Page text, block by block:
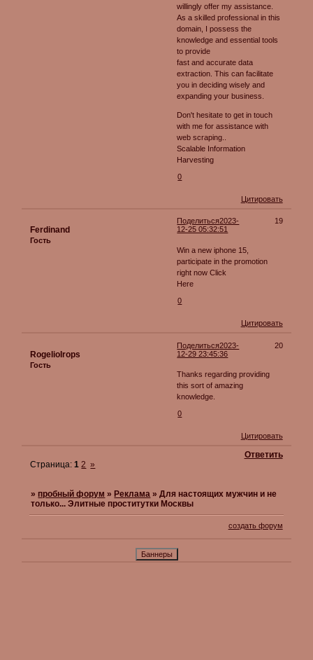
willingly offer my assistance.
As a skilled professional in this
domain, I possess the
knowledge and essential tools
to provide
fast and accurate data
extraction. This can facilitate
you in deciding wisely and
expanding your business.
Don't hesitate to get in touch
with me for assistance with
web scraping..
Scalable Information
Harvesting
0
Цитировать
Поделиться 19
2023-
12-25 05:32:51
Ferdinand
Гость
Win a new iphone 15,
participate in the promotion
right now Click
Here
0
Цитировать
Поделиться 20
2023-
12-29 23:45:36
RogelioIrops
Гость
Thanks regarding providing
this sort of amazing
knowledge.
0
Цитировать
Ответить
Страница:1 2 »
» пробный форум »Реклама »Для настоящих мужчин и не
только... Элитные проститутки Москвы
создать форум